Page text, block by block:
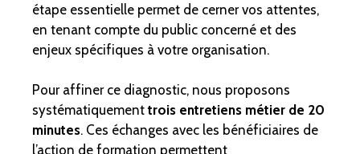
étape essentielle permet de cerner vos attentes,
en tenant compte du public concerné et des
enjeux spécifiques à votre organisation.
Pour affiner ce diagnostic, nous proposons
systématiquementtrois entretiens métier de 20
minutes. Ces échanges avec les bénéficiaires de
l’action de formation permettent